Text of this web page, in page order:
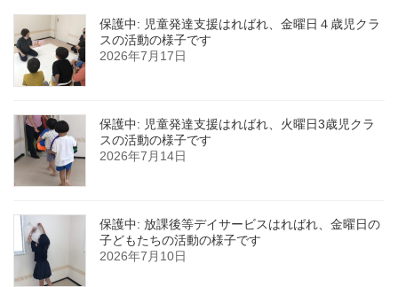
保護中: 児童発達支援はればれ、金曜日４歳児クラ
スの活動の様子です
2026年7月17日
保護中: 児童発達支援はればれ、火曜日3歳児クラ
スの活動の様子です
2026年7月14日
保護中: 放課後等デイサービスはればれ、金曜日の
子どもたちの活動の様子です
2026年7月10日